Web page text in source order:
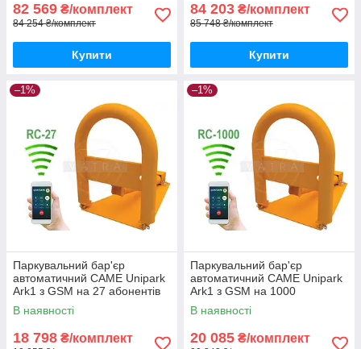
82 569 ₴/комплект
84 254 ₴/комплект
Купити
84 203 ₴/комплект
85 748 ₴/комплект
Купити
–1%
Паркувальний бар'єр
автоматичний CAME Unipark
Ark1 з GSM на 27 абонентів
В наявності
18 798 ₴/комплект
–1%
Паркувальний бар'єр
автоматичний CAME Unipark
Ark1 з GSM на 1000
абонентів
В наявності
20 085 ₴/комплект